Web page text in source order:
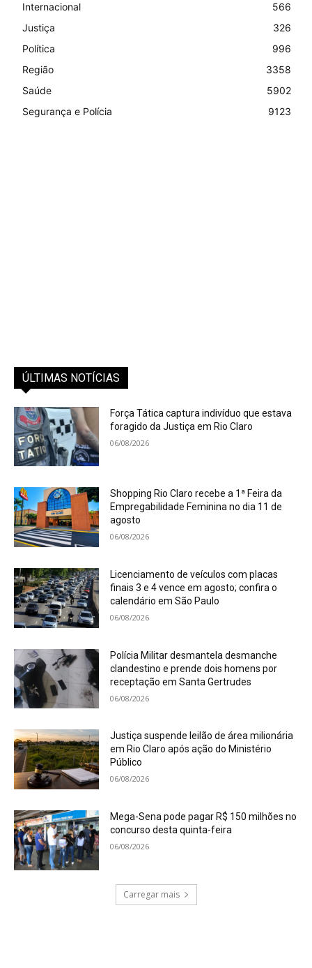
Internacional
566
Justiça
326
Política
996
Região
3358
Saúde
5902
Segurança e Polícia
9123
ÚLTIMAS NOTÍCIAS
Força Tática captura indivíduo que estava
foragido da Justiça em Rio Claro
06/08/2026
Shopping Rio Claro recebe a 1ª Feira da
Empregabilidade Feminina no dia 11 de
agosto
06/08/2026
Licenciamento de veículos com placas
finais 3 e 4 vence em agosto; confira o
calendário em São Paulo
06/08/2026
Polícia Militar desmantela desmanche
clandestino e prende dois homens por
receptação em Santa Gertrudes
06/08/2026
Justiça suspende leilão de área milionária
em Rio Claro após ação do Ministério
Público
06/08/2026
Mega-Sena pode pagar R$ 150 milhões no
concurso desta quinta-feira
06/08/2026
Carregar mais